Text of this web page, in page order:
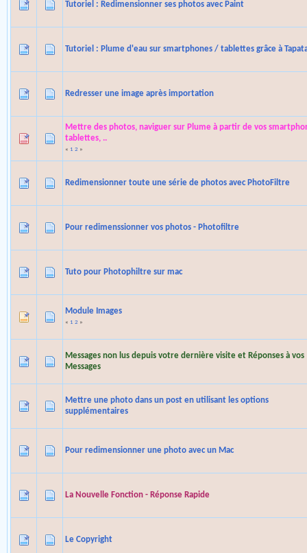
Tutoriel : Redimensionner ses photos avec Paint
Tutoriel : Plume d'eau sur smartphones / tablettes grâce à
Redresser une image après importation
Mettre des photos, naviguer sur Plume à partir de vos
tablettes, ..
« 1 2 »
Redimensionner toute une série de photos avec PhotoFiltre
Pour redimenssionner vos photos - Photofiltre
Tuto pour Photophiltre sur mac
Module Images
« 1 2 »
Messages non lus depuis votre dernière visite et Réponses à vos
Messages
Mettre une photo dans un post en utilisant les options
supplémentaires
Pour redimensionner une photo avec un Mac
La Nouvelle Fonction - Réponse Rapide
Le Copyright